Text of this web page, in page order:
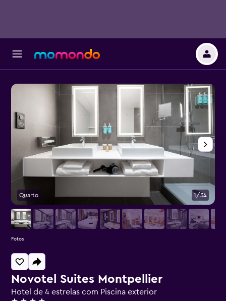
Novotel Suites Montpellier
Hotel de 4 estrelas com Piscina exterior
Quarto 1/34
Fotos